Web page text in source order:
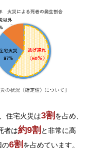
住宅火災は3割 を占め、
者は約9割 と非常に高
の6割 を占めています。